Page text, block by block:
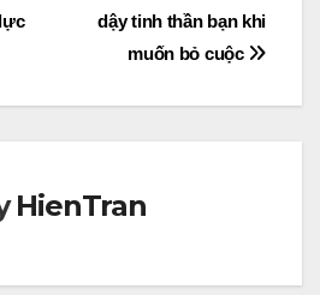
dậy tinh thần bạn khi
muốn bỏ cuộc
HienTran